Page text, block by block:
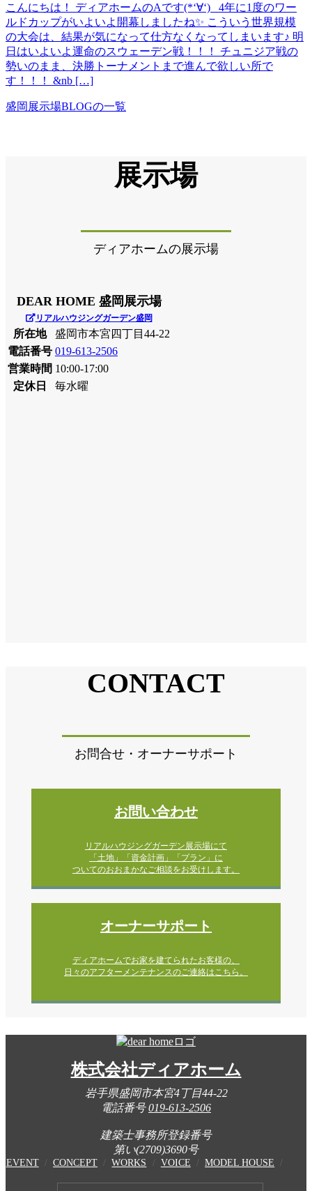
こんにちは！ ディアホームのAです(*‘∀‘) 4年に1度のワー
ルドカップがいよいよ開幕しましたね✨ こういう世界規模
の大会は、結果が気になって仕方なくなってしまいます♪ 明
日はいよいよ運命のスウェーデン戦！！！ チュニジア戦の
勢いのまま、決勝トーナメントまで進んで欲しい所で
す！！！ &nb […]
盛岡展示場BLOGの一覧
展示場
ディアホームの展示場
DEAR HOME 盛岡展示場
リアルハウジングガーデン盛岡
所在地
盛岡市本宮四丁目44-22
電話番号 019-613-2506
営業時間 10:00-17:00
定休日
毎水曜
CONTACT
お問合せ・オーナーサポート
お問い合わせ
リアルハウジングガーデン展示場にて
「土地」「資金計画」「プラン」に
ついてのおおまかなご相談をお受けします。
オーナーサポート
ディアホームでお家を建てられたお客様の、
日々のアフターメンテナンスのご連絡はこちら。
株式会社ディアホーム
岩手県盛岡市本宮4丁目44-22
電話番号019-613-2506
建築士事務所登録番号
第い(2709)3690号
EVENT CONCEPT WORKS VOICE MODEL HOUSE